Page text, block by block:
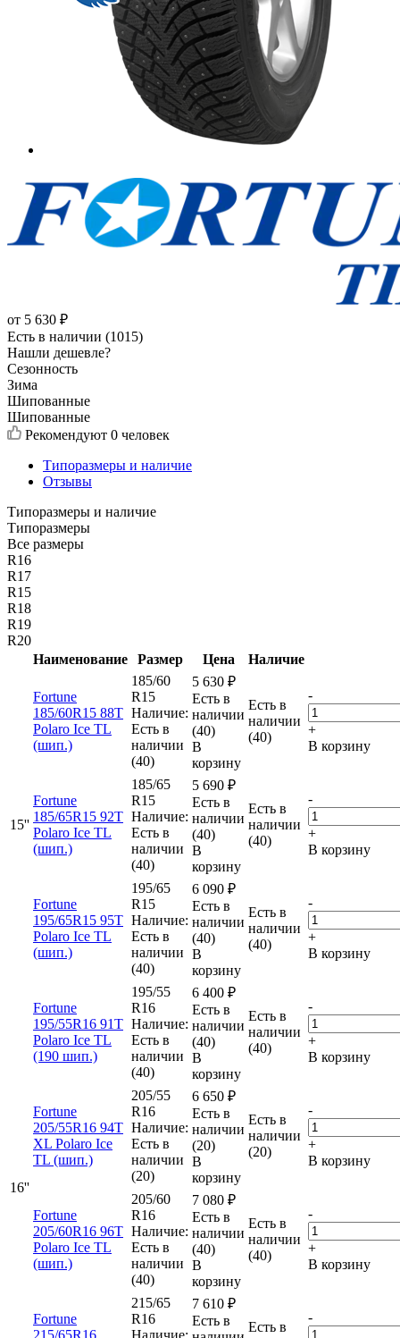
от 5 630 ₽
Есть в наличии (1015)
Нашли дешевле?
Сезонность
Зима
Шипованные
Шипованные
Рекомендуют 0 человек
Типоразмеры и наличие
Отзывы
Типоразмеры и наличие
Типоразмеры
Все размеры
R16
R17
R15
R18
R19
R20
Наименование
Размер Цена Наличие
15''
Fortune
185/60R15 88T
Polaro Ice TL
(шип.)
185/60
R15
Наличие:
Есть в
наличии
(40)
5 630 ₽
Есть в
наличии
(40)
В
корзину
Есть в
наличии
(40)
-
+
В корзину
Fortune
185/65R15 92T
Polaro Ice TL
(шип.)
185/65
R15
Наличие:
Есть в
наличии
(40)
5 690 ₽
Есть в
наличии
(40)
В
корзину
Есть в
наличии
(40)
-
+
В корзину
Fortune
195/65R15 95T
Polaro Ice TL
(шип.)
195/65
R15
Наличие:
Есть в
наличии
(40)
6 090 ₽
Есть в
наличии
(40)
В
корзину
Есть в
наличии
(40)
-
+
В корзину
16''
Fortune
195/55R16 91T
Polaro Ice TL
(190 шип.)
195/55
R16
Наличие:
Есть в
наличии
(40)
6 400 ₽
Есть в
наличии
(40)
В
корзину
Есть в
наличии
(40)
-
+
В корзину
Fortune
205/55R16 94T
XL Polaro Ice
TL (шип.)
205/55
R16
Наличие:
Есть в
наличии
(20)
6 650 ₽
Есть в
наличии
(20)
В
корзину
Есть в
наличии
(20)
-
+
В корзину
Fortune
205/60R16 96T
Polaro Ice TL
(шип.)
205/60
R16
Наличие:
Есть в
наличии
(40)
7 080 ₽
Есть в
наличии
(40)
В
корзину
Есть в
наличии
(40)
-
+
В корзину
Fortune
215/65R16
215/65
R16
Наличие:
7 610 ₽
Есть в
Есть в
-